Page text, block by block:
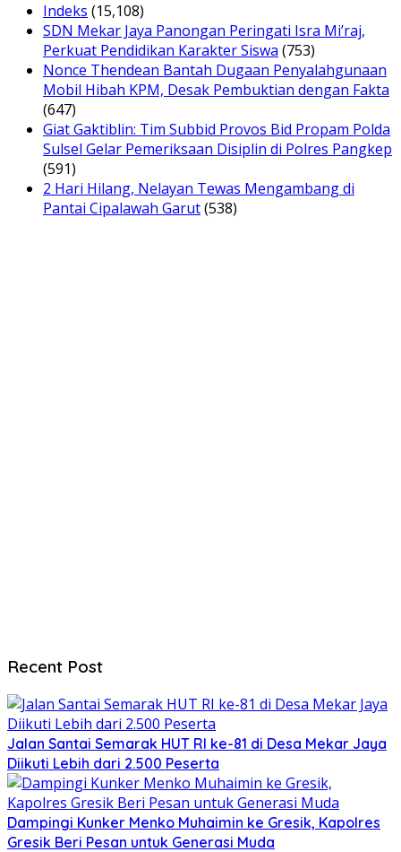
Indeks (15,108)
SDN Mekar Jaya Panongan Peringati Isra Mi’raj,
Perkuat Pendidikan Karakter Siswa (753)
Nonce Thendean Bantah Dugaan Penyalahgunaan
Mobil Hibah KPM, Desak Pembuktian dengan Fakta
(647)
Giat Gaktiblin: Tim Subbid Provos Bid Propam Polda
Sulsel Gelar Pemeriksaan Disiplin di Polres Pangkep
(591)
2 Hari Hilang, Nelayan Tewas Mengambang di
Pantai Cipalawah Garut(538)
Recent Post
Jalan Santai Semarak HUT RI ke-81 di Desa Mekar Jaya
Diikuti Lebih dari 2.500 Peserta
Dampingi Kunker Menko Muhaimin ke Gresik, Kapolres
Gresik Beri Pesan untuk Generasi Muda